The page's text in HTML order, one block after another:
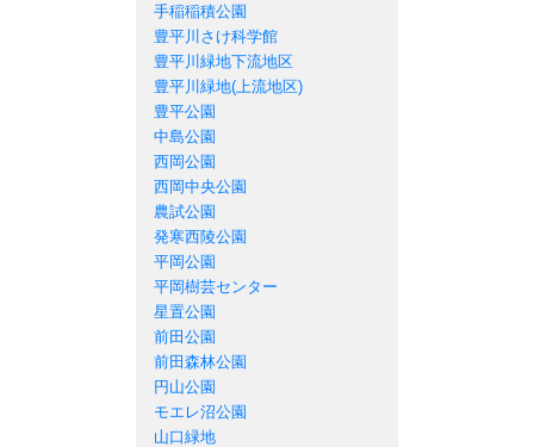
手稲稲積公園
豊平川さけ科学館
豊平川緑地下流地区
豊平川緑地(上流地区)
豊平公園
中島公園
西岡公園
西岡中央公園
農試公園
発寒西陵公園
平岡公園
平岡樹芸センター
星置公園
前田公園
前田森林公園
円山公園
モエレ沼公園
山口緑地